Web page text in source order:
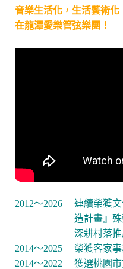
音樂生活化，生活藝術
在龍潭愛樂管弦樂團！
2012～2026
連續榮獲
造計畫』殊
深耕村落
2014～2025
榮獲客家
2014～2022
獲選桃園